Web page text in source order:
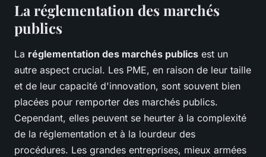
La réglementation des marchés
publics
La réglementation des marchés publics est un
autre aspect crucial. Les PME, en raison de leur taille
et de leur capacité d'innovation, sont souvent bien
placées pour remporter des marchés publics.
Cependant, elles peuvent se heurter à la complexité
de la réglementation et à la lourdeur des
procédures. Les grandes entreprises, mieux armées